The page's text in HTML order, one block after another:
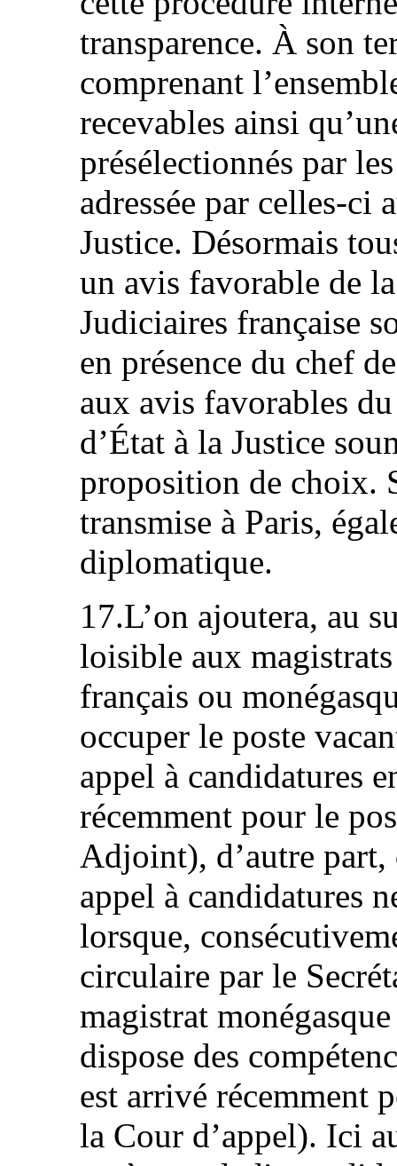
transparence. À son
comprenant
recevables ainsi
présélectionnés par
adressée par celles-ci
Justice. Désormais
un avis favorable de
Judiciaires française
en présence du chef
aux avis favorables
d’État à la Justice
proposition de choix.
transmise à Paris,
diplomatique.
17.L’on ajoutera, au
loisible aux
français ou
occuper le poste
appel à candidatures
récemment pour le
Adjoint), d’autre part,
appel à candidatures
lorsque,
circulaire par le
magistrat
dispose des
est arrivé récemment
la Cour d’appel). Ici